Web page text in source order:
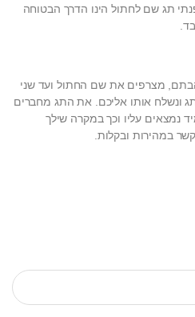
תג שם לחתול הינו הדרך הבטוחה
מצרפים את שם החתול ועד שני
ונשלח אותו אליכם. את התג מחברים
נמצאים עליו וכך במקרה שילך
במהירות ובקלות.